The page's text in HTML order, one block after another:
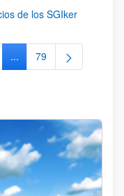
de los SGIker
Use TAB para
...Páginas intermedias
Página
79